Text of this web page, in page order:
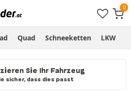
Quad Schneeketten LKW
Sie Ihr Fahrzeug
sicher, dass dies passt